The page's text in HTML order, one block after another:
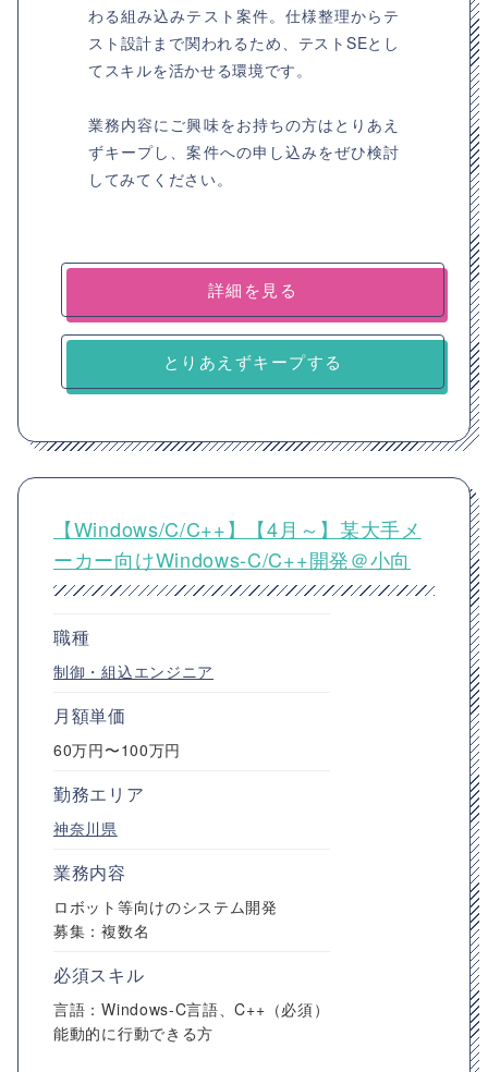
わる組み込みテスト案件。仕様整理からテ
スト設計まで関われるため、テストSEとし
てスキルを活かせる環境です。
業務内容にご興味をお持ちの方はとりあえ
ずキープし、案件への申し込みをぜひ検討
してみてください。
詳細を見る
とりあえずキープする
【Windows/C/C++】【4月～】某大手メ
ーカー向けWindows-C/C++開発＠小向
職種
制御・組込エンジニア
月額単価
60万円〜100万円
勤務エリア
神奈川県
業務内容
ロボット等向けのシステム開発
募集：複数名
必須スキル
言語：Windows-C言語、C++（必須）
能動的に行動できる方